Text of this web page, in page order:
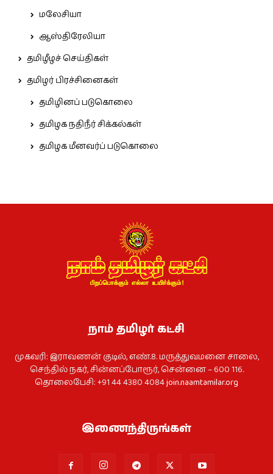
மலேசியா
ஆஸ்திரேலியா
தமிழீழச் செய்திகள்
தமிழர் பிரச்சினைகள்
தமிழினப் படுகொலை
தமிழக நதிநீர் சிக்கல்கள்
தமிழக மீனவர்ப் படுகொலை
நாம் தமிழர் கட்சி
முகவரி: இராவணன் குடில், எண்.8. மருத்துவமனை சாலை,
செந்தில் நகர், சின்னப்போரூர், சென்னை – 600 116.
தொலைபேசி: +91 44 4380 4084join.naamtamilar.org
இணைந்திருங்கள்